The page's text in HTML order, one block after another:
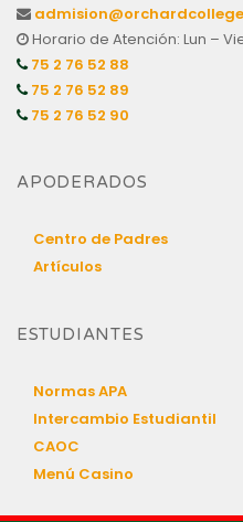
Horario de Atención: Lun –
75 2 76 52 88
75 2 76 52 89
75 2 76 52 90
APODERADOS
Centro de Padres
Artículos
ESTUDIANTES
Normas APA
Intercambio Estudiantil
CAOC
Menú Casino